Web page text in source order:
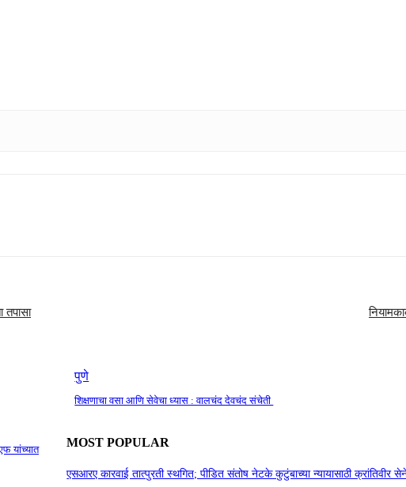
तपासा
पुणे
शिक्षणाचा वसा आणि सेवेचा ध्यास : वालचंद देवचंद संचेती
यांच्यात
MOST POPULAR
एसआरए कारवाई तात्पुरती स्थगित; पीडित संतोष नेटके कुटुंबाच्या न्यायासाठी क्रांतिवीर